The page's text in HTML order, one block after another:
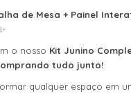
de Mesa + Painel
o nosso Kit Junino
tudo junto!
qualquer espaço em